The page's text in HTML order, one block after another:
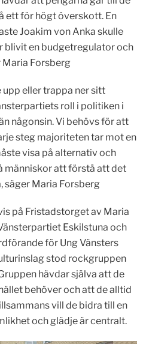
ett för högt överskott. En
Joakim von Anka skulle
blivit en budgetregulator och
Maria Forsberg
upp eller trappa ner sitt
roll i politiken i
någonsin. Vi behövs för att
steg majoriteten tar mot en
visa på alternativ och
människor att förstå att det
säger Maria Forsberg
på Fristadstorget av Maria
Eskilstuna och
för Ung Vänsters
stod rockgruppen
hävdar själva att de
behöver och att de alltid
vill de bidra till en
och glädje är centralt.